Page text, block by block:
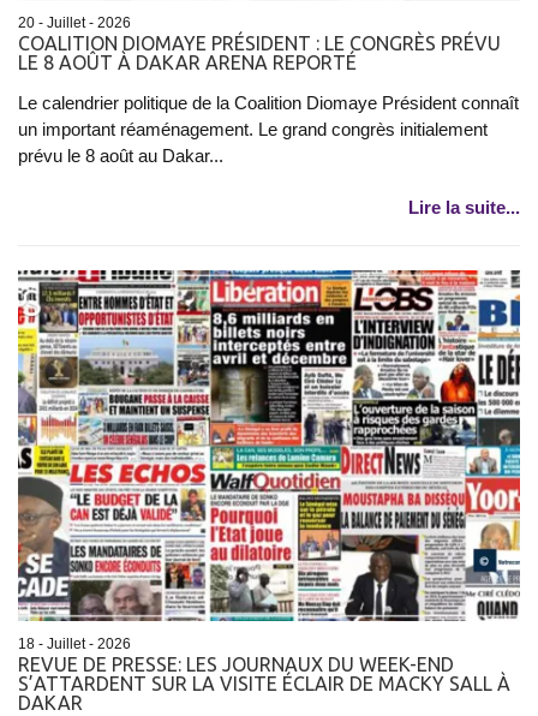
20 - Juillet - 2026
COALITION DIOMAYE PRÉSIDENT : LE CONGRÈS PRÉVU
LE 8 AOÛT À DAKAR ARENA REPORTÉ
Le calendrier politique de la Coalition Diomaye Président connaît
un important réaménagement. Le grand congrès initialement
prévu le 8 août au Dakar...
Lire la suite...
18 - Juillet - 2026
REVUE DE PRESSE: LES JOURNAUX DU WEEK-END
S’ATTARDENT SUR LA VISITE ÉCLAIR DE MACKY SALL À
DAKAR